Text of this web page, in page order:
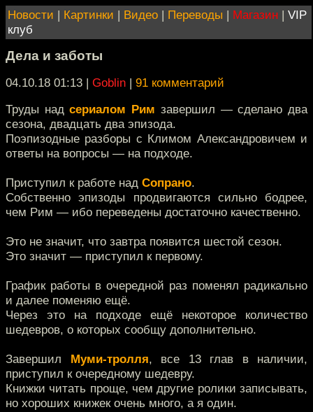
Новости | Картинки | Видео | Переводы | Магазин | VIP
клуб
Дела и заботы
04.10.18 01:13 | Goblin | 91 комментарий
Труды надсериалом Рим завершил — сделано два
сезона, двадцать два эпизода.
Поэпизодные разборы с Климом Александровичем и
ответы на вопросы — на подходе.
Приступил к работе над Сопрано.
Собственно эпизоды продвигаются сильно бодрее,
чем Рим — ибо переведены достаточно качественно.
Это не значит, что завтра появится шестой сезон.
Это значит — приступил к первому.
График работы в очередной раз поменял радикально
и далее поменяю ещё.
Через это на подходе ещё некоторое количество
шедевров, о которых сообщу дополнительно.
Завершил Муми-тролля, все 13 глав в наличии,
приступил к очередному шедевру.
Книжки читать проще, чем другие ролики записывать,
но хороших книжек очень много, а я один.